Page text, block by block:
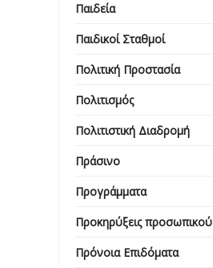
Παιδεία
Παιδικοί Σταθμοί
Πολιτική Προστασία
Πολιτισμός
Πολιτιστική Διαδρομή
Πράσινο
Προγράμματα
Προκηρύξεις προσωπικού
Πρόνοια Επιδόματα